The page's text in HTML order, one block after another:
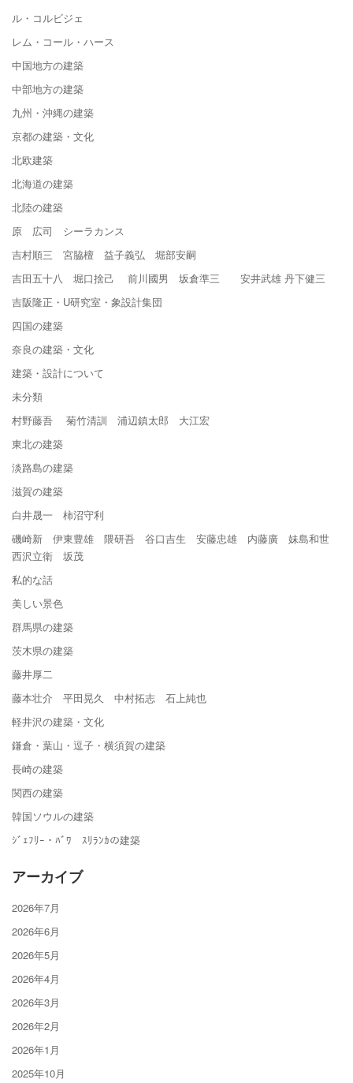
ル・コルビジェ
レム・コール・ハース
中国地方の建築
中部地方の建築
九州・沖縄の建築
京都の建築・文化
北欧建築
北海道の建築
北陸の建築
原 広司 シーラカンス
吉村順三 宮脇檀 益子義弘 堀部安嗣
吉田五十八 堀口捨己 前川國男 坂倉準三 安井武雄 丹下健三
吉阪隆正・U研究室・象設計集団
四国の建築
奈良の建築・文化
建築・設計について
未分類
村野藤吾 菊竹清訓 浦辺鎮太郎 大江宏
東北の建築
淡路島の建築
滋賀の建築
白井晟一 柿沼守利
磯崎新 伊東豊雄 隈研吾 谷口吉生 安藤忠雄 内藤廣 妹島和世
西沢立衛 坂茂
私的な話
美しい景色
群馬県の建築
茨木県の建築
藤井厚二
藤本壮介 平田晃久 中村拓志 石上純也
軽井沢の建築・文化
鎌倉・葉山・逗子・横須賀の建築
長崎の建築
関西の建築
韓国ソウルの建築
ｼﾞｪﾌﾘｰ・ﾊﾞﾜ ｽﾘﾗﾝｶの建築
アーカイブ
2026年7月
2026年6月
2026年5月
2026年4月
2026年3月
2026年2月
2026年1月
2025年10月